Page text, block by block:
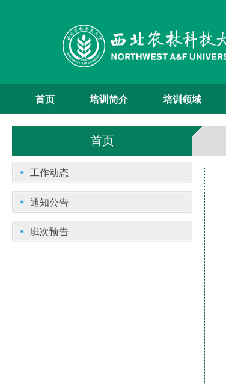
首页 培训简介 培训领域
首页
工作动态
通知公告
班次预告